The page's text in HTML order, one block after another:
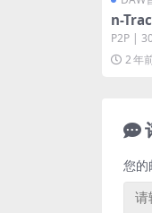
n-
P2P |
MB
2 年
您的